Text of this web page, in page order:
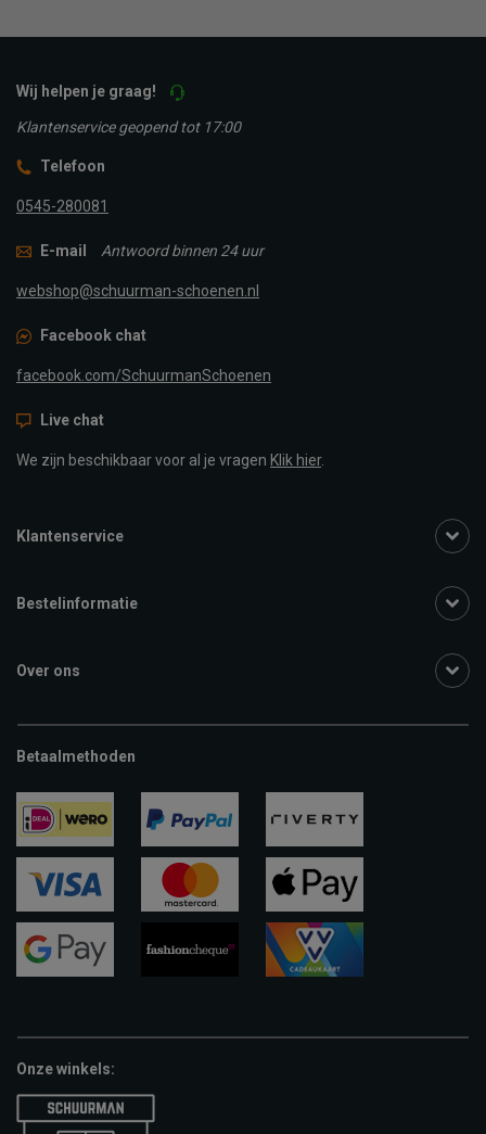
Wij helpen je graag!
Klantenservice geopend tot 17:00
Telefoon
0545-280081
E-mail Antwoord binnen 24 uur
webshop@schuurman-schoenen.nl
Facebook chat
facebook.com/SchuurmanSchoenen
Live chat
We zijn beschikbaar voor al je vragen Klik hier.
Klantenservice
Bestelinformatie
Over ons
Betaalmethoden
ideal paypal riverty
visa
apple-
pay
Onze winkels: